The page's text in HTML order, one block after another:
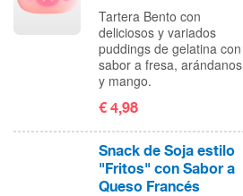
Tartera Bento con
deliciosos y variados
puddings de gelatina con
sabor a fresa, arándanos
y mango.
€ 4,98
Snack de Soja estilo
"Fritos" con Sabor a
Queso Francés